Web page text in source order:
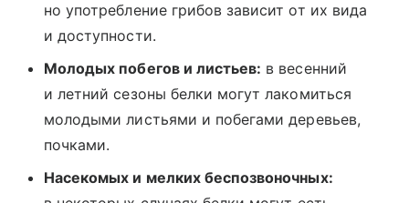
но употребление грибов зависит от их вида
и доступности.
Молодых побегов и листьев: в весенний
и летний сезоны белки могут лакомиться
молодыми листьями и побегами деревьев,
почками.
Насекомых и мелких беспозвоночных: